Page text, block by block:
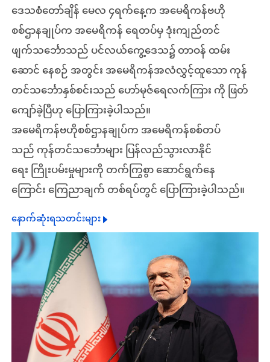
ဒေသစံတော်ချိန် မေလ ၄ရက်‌နေ့က အမေရိကန်ဗဟို
စစ်ဌာနချုပ်က အမေရိကန် ရေတပ်မှ ဒုံးကျည်တင်
ဖျက်သင်္ဘောသည် ပင်လယ်ကွေ့ဒေသ၌ တာဝန် ထမ်း
ဆောင် နေစဉ် အတွင်း အမေရိကန်အလံလွှင့်ထူသော ကုန်
တင်သင်္ဘောနှစ်စင်းသည် ဟော်မုဇ်ရေလက်ကြား ကို ဖြတ်
ကျော်ခဲ့ပြီဟု ပြောကြားခဲ့ပါသည်။
အမေရိကန်ဗဟိုစစ်ဌာနချုပ်က အမေရိကန်စစ်တပ်
သည် ကုန်တင်သင်္ဘောများ ပြန်လည်သွားလာနိုင်
ရေး ကြိုးပမ်းမှုများကို တက်ကြွစွာ ဆောင်ရွက်နေ
ကြောင်း ကြေညာချက် တစ်ရပ်တွင် ပြောကြားခဲ့ပါသည်။
နောက်ဆုံးရသတင်းများ